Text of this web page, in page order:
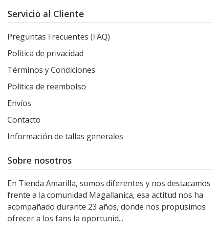
Servicio al Cliente
Preguntas Frecuentes (FAQ)
Política de privacidad
Términos y Condiciones
Política de reembolso
Envíos
Contacto
Información de tallas generales
Sobre nosotros
En Tienda Amarilla, somos diferentes y nos destacamos
frente a la comunidad Magallanica, esa actitud nos ha
acompañado durante 23 años, donde nos propusimos
ofrecer a los fans la oportunid...